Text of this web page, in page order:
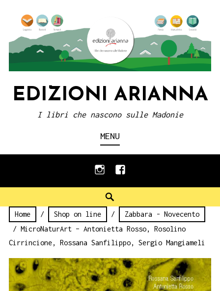
content
EDIZIONI ARIANNA
I libri che nascono sulle Madonie
MENU
instagramfacebook
Home / Shop on line /
Zabbara - Novecento
/ MicroNaturArt – Antonietta Rosso, Rosolino
Cirrincione, Rossana Sanfilippo, Sergio Mangiameli